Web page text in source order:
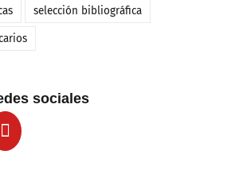
selección bibliográfica
sociales